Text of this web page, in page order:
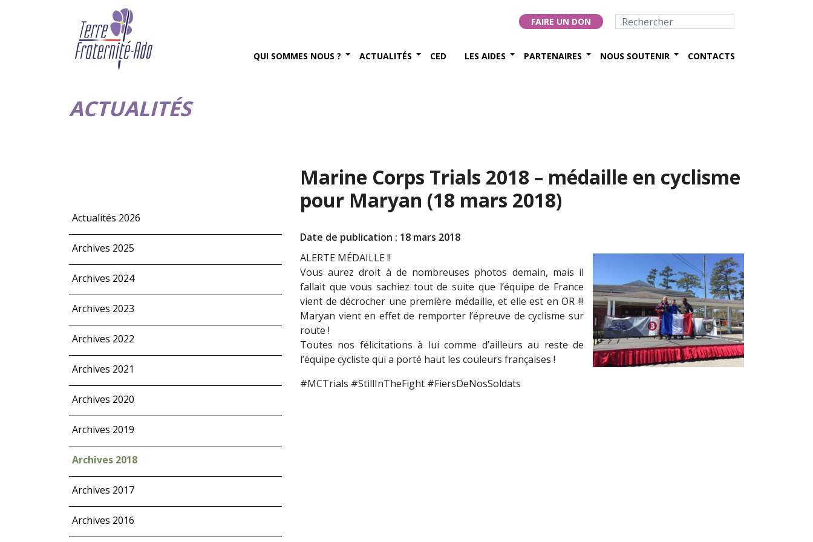
FAIRE UN DON
QUI SOMMES NOUS ? ACTUALITÉS CED LES AIDES PARTENAIRES NOUS SOUTENIR CONTACTS
ACTUALITÉS
Actualités 2026
Archives 2025
Archives 2024
Archives 2023
Archives 2022
Archives 2021
Archives 2020
Archives 2019
Archives 2018
Archives 2017
Archives 2016
Marine Corps Trials 2018 – médaille en cyclisme
pour Maryan (18 mars 2018)
Date de publication : 18 mars 2018
ALERTE MÉDAILLE !!
Vous aurez droit à de nombreuses photos demain, mais il
fallait que vous sachiez tout de suite que l’équipe de France
vient de décrocher une première médaille, et elle est en OR !!!
Maryan vient en effet de remporter l’épreuve de cyclisme sur
route !
Toutes nos félicitations à lui comme d’ailleurs au reste de
l’équipe cycliste qui a porté haut les couleurs françaises !
#MCTrials #StillInTheFight #FiersDeNosSoldats